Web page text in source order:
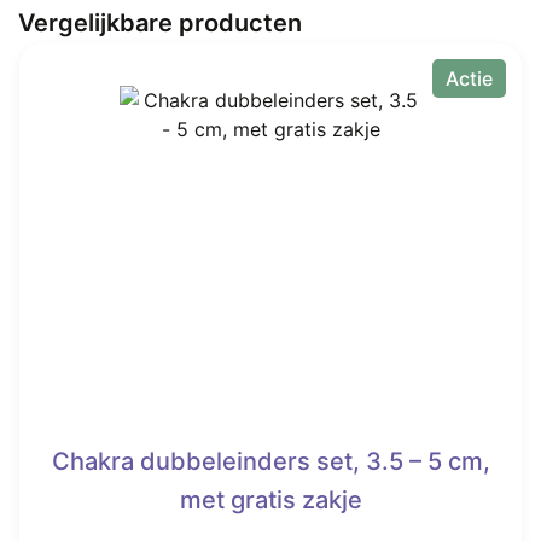
Vergelijkbare producten
Actie
Chakra dubbeleinders set, 3.5 – 5 cm,
met gratis zakje